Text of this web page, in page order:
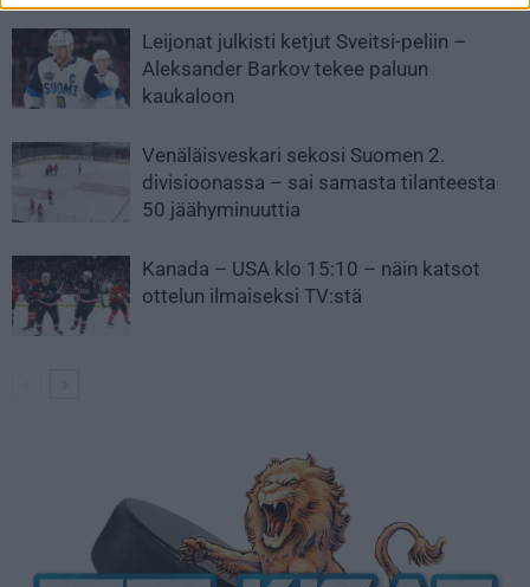
Leijonat julkisti ketjut Sveitsi-peliin –
Aleksander Barkov tekee paluun
kaukaloon
Venäläisveskari sekosi Suomen 2.
divisioonassa – sai samasta tilanteesta
50 jäähyminuuttia
Kanada – USA klo 15:10 – näin katsot
ottelun ilmaiseksi TV:stä